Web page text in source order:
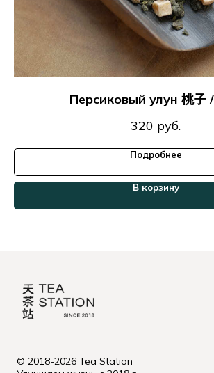
Персиковый улун 桃子
320 руб.
Подробнее
В корзину
© 2018-2026 Tea Station